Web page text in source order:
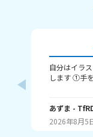
自分はイラ
します ①手
つも立ち絵
ません。と
あずま -
2026年8月5